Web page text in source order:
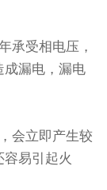
承受相电压，
成漏电，漏电
会立即产生较
易引起火